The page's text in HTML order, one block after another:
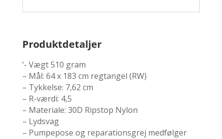
Produktdetaljer
‘- Vægt 510 gram
– Mål: 64 x 183 cm regtangel (RW)
– Tykkelse: 7,62 cm
– R-værdi: 4,5
– Materiale: 30D Ripstop Nylon
– Lydsvag
– Pumpepose og reparationsgrej medfølger